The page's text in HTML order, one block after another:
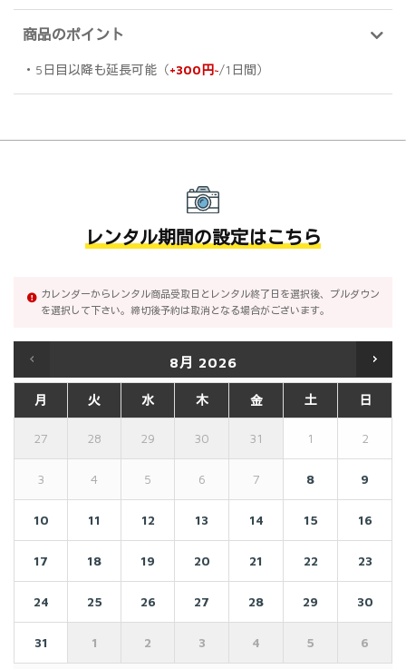
商品のポイント
・5日目以降も延長可能（+300円~/1日間）
レンタル期間の設定はこちら
カレンダーからレンタル商品受取日とレンタル終了日を選択後、プルダウン
を選択して下さい。締切後予約は取消となる場合がございます。
8月 2026
月 火 水 木 金 土 日
27 28 29 30 31 1 2
3 4 5 6 7 8 9
10 11 12 13 14 15 16
17 18 19 20 21 22 23
24 25 26 27 28 29 30
31 1 2 3 4 5 6